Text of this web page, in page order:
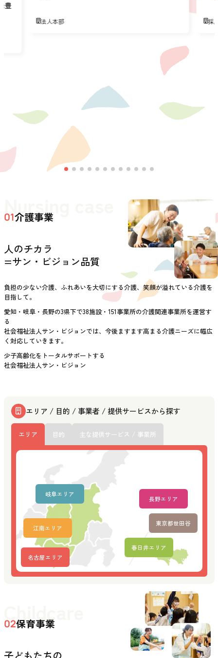
豊
法人本部 採
Nursing case
01介護事業
人のチカラ
=サン・ビジョン品質
負担の少ない介護、ふれあいを大切にする介護、笑顔が溢れている介護を
目指して。
愛知・岐阜・長野の3県下で38施設・151事業所の介護関連事業所を運営す
る
社会福祉法人サン・ビジョンでは、今後ますます高まる介護ニーズに幅広
く対応していきます。
少子高齢化をトータルサポートする
社会福祉法人サン・ビジョン
エリア / 目的 / 事業者 / 提供サービスから探す
エリア 目的 主な提供サービス / 事業所
名古屋エリア
江南エリア
春日井エリア
岐阜エリア
長野エリア
東京都世田谷
Childcare
02保育事業